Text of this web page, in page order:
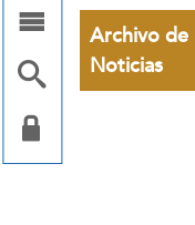
Archivo de
Noticias